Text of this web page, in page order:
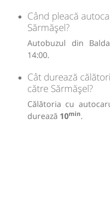
Când pleacă
Sărmășel?
Autobuzul din
14:00.
Cât durează
către Sărmășel?
Călătoria cu
durează 10min.